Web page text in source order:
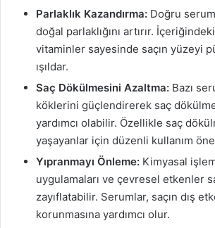
Parlaklık Kazandırma: Doğru serum
doğal parlaklığını artırır.
vitaminler sayesinde saçın yüzeyi
ışıldar.
Saç Dökülmesini Azaltma: Bazı
köklerini güçlendirerek saç
yardımcı olabilir. Özellikle saç
yaşayanlar için düzenli kullanım
Yıpranmayı Önleme: Kimyasal
uygulamaları ve çevresel etkenler
zayıflatabilir. Serumlar, saçın dış
korunmasına yardımcı olur.